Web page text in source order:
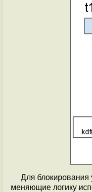
Для блокирования
меняющие логику